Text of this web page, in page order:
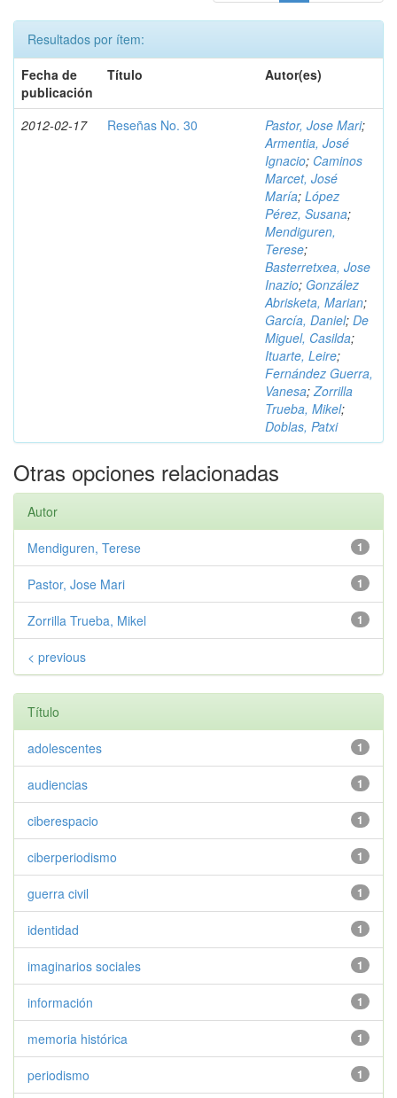
Resultados por ítem:
Fecha de
publicación
Título Autor(es)
2012-02-17 Reseñas No. 30 Pastor, Jose Mari;
Armentia, José
Ignacio; Caminos
Marcet, José
María; López
Pérez, Susana;
Mendiguren,
Terese;
Basterretxea, Jose
Inazio; González
Abrisketa, Marian;
García, Daniel; De
Miguel, Casilda;
Ituarte, Leire;
Fernández Guerra,
Vanesa;Zorrilla
Trueba, Mikel;
Doblas, Patxi
Otras opciones relacionadas
Autor
1
Mendiguren, Terese
1
Pastor, Jose Mari
1
Zorrilla Trueba, Mikel
< previous
Título
1
adolescentes
1
audiencias
1
ciberespacio
1
ciberperiodismo
1
guerra civil
1
identidad
1
imaginarios sociales
1
información
1
memoria histórica
1
periodismo